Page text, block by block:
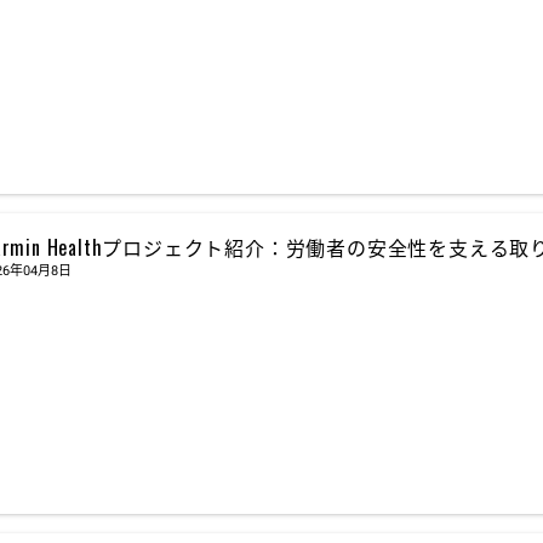
Healthプロジェクト紹介：労働者の安全性を支える取
年04月8日